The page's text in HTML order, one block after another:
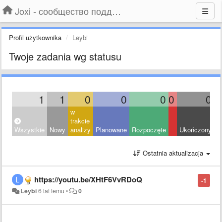
Joxi - сообщество поддержки
Profil użytkownika Leybi
Twoje zadania wg statusu
1 1 0 0 0 0 0
Wszystkie Nowy
w
trakcie
analizy
Planowane Rozpoczęte Ukończony
Ostatnia aktualizacja
-1
https://youtu.be/XHtF6VvRDoQ
Leybi6 lat temu • 0